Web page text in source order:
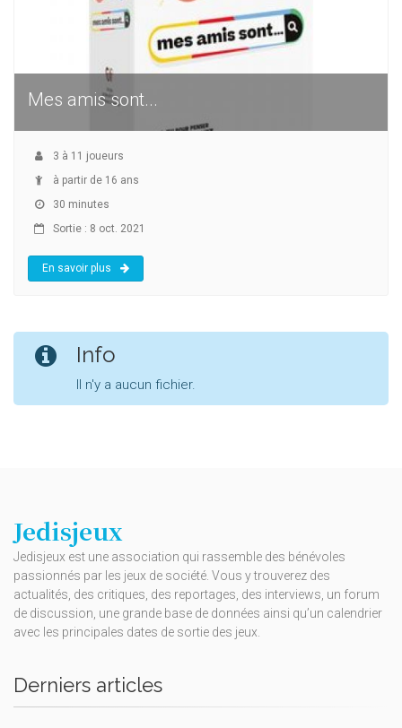
Mes amis sont...
3 à 11 joueurs
à partir de 16 ans
30 minutes
Sortie : 8 oct. 2021
En savoir plus
Info
Il n'y a aucun fichier.
Jedisjeux
Jedisjeux est une association qui rassemble des bénévoles
passionnés par les jeux de société. Vous y trouverez des
actualités, des critiques, des reportages, des interviews, un forum
de discussion, une grande base de données ainsi qu’un calendrier
avec les principales dates de sortie des jeux.
Derniers articles